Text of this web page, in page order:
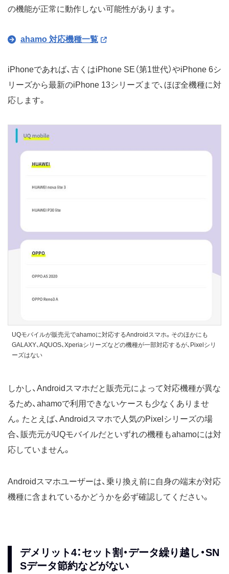
の機能が正常に動作しない可能性があります。
ahamo 対応機種一覧
iPhoneであれば、古くはiPhone SE（第1世代）やiPhone 6シ
リーズから最新のiPhone 13シリーズまで、ほぼ全機種に対
応します。
UQモバイルが販売元でahamoに対応するAndroidスマホ。そのほかにも
GALAXY、AQUOS、Xperiaシリーズなどの機種が一部対応するが、Pixelシリ
ーズはない
しかし、Androidスマホだと販売元によって対応機種が異な
るため、ahamoで利用できないケースも少なくありませ
ん。たとえば、Androidスマホで人気のPixelシリーズの場
合、販売元がUQモバイルだといずれの機種もahamoには対
応していません。
Androidスマホユーザーは、乗り換え前に自身の端末が対応
機種に含まれているかどうかを必ず確認してください。
デメリット4：セット割・データ繰り越し・SN
Sデータ節約などがない